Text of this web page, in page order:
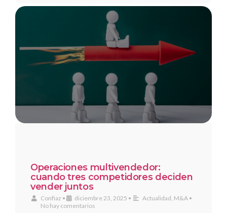
Operaciones multivendedor:
cuando tres competidores deciden
vender juntos
Confiaz • diciembre 23, 2025 • Actualidad, M&A •
No hay comentarios